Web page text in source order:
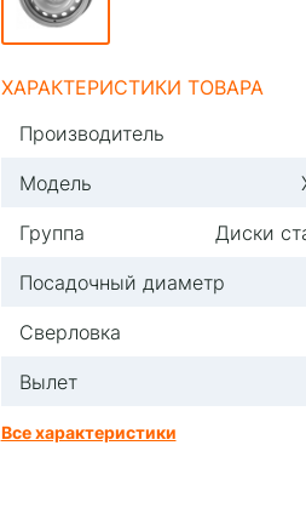
ХАРАКТЕРИСТИКИ ТОВАРА
Производитель
Модель
Группа
Диски
Посадочный диаметр
Сверловка
Вылет
Все характеристики